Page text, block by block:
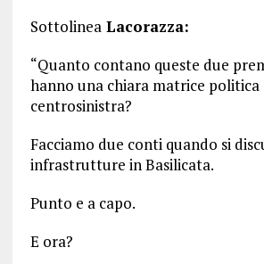
SottolineaLacorazza:
“Quanto contano queste due
hanno una chiara matrice politica
centrosinistra?
Facciamo due conti quando si
infrastrutture in Basilicata.
Punto e a capo.
E ora?